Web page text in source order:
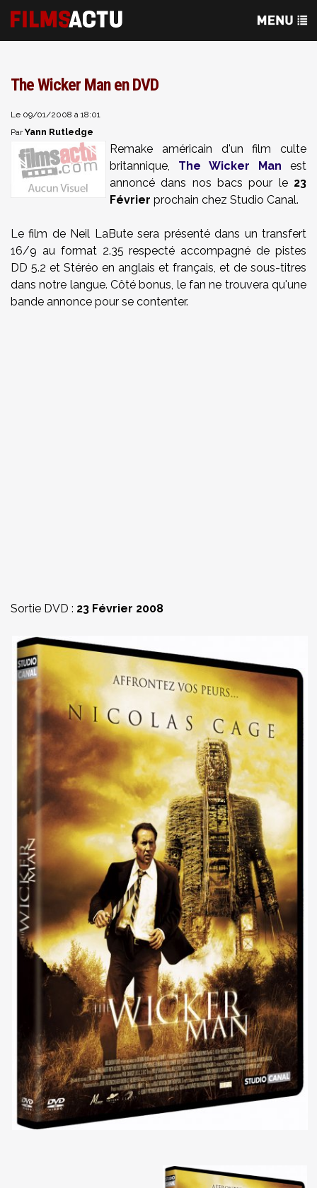
The Wicker Man en DVD
Le 09/01/2008 à 18:01
ParYann Rutledge
Remake américain d'un film culte
britannique, The Wicker Man est
annoncé dans nos bacs pour le 23
Février prochain chez Studio Canal.
Le film de Neil LaBute sera présenté dans un transfert
16/9 au format 2.35 respecté accompagné de pistes
DD 5.2 et Stéréo en anglais et français, et de sous-titres
dans notre langue. Côté bonus, le fan ne trouvera qu'une
bande annonce pour se contenter.
Sortie DVD : 23 Février 2008